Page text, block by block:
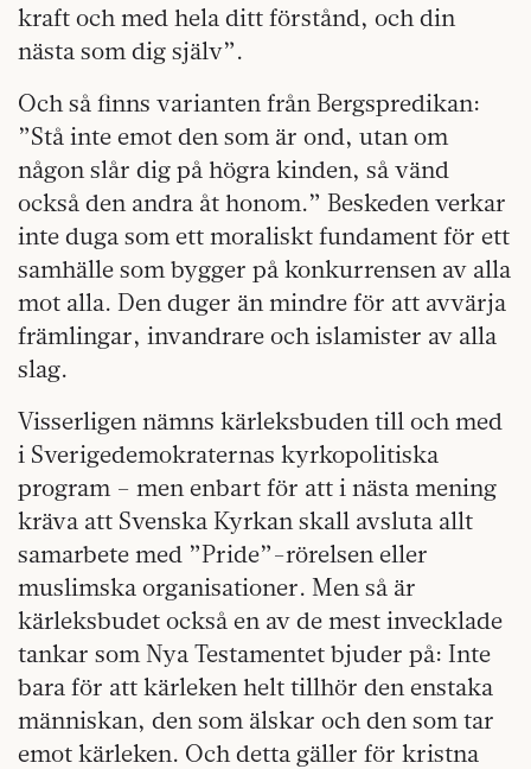
kraft och med hela ditt förstånd, och din
nästa som dig själv”.
Och så finns varianten från Bergspredikan:
”Stå inte emot den som är ond, utan om
någon slår dig på högra kinden, så vänd
också den andra åt honom.” Beskeden verkar
inte duga som ett moraliskt fundament för ett
samhälle som bygger på konkurrensen av alla
mot alla. Den duger än mindre för att avvärja
främlingar, invandrare och islamister av alla
slag.
Visserligen nämns kärleksbuden till och med
i Sverigedemokraternas kyrkopolitiska
program – men enbart för att i nästa mening
kräva att Svenska Kyrkan skall avsluta allt
samarbete med ”Pride”-rörelsen eller
muslimska organisationer. Men så är
kärleksbudet också en av de mest invecklade
tankar som Nya Testamentet bjuder på: Inte
bara för att kärleken helt tillhör den enstaka
människan, den som älskar och den som tar
emot kärleken. Och detta gäller för kristna